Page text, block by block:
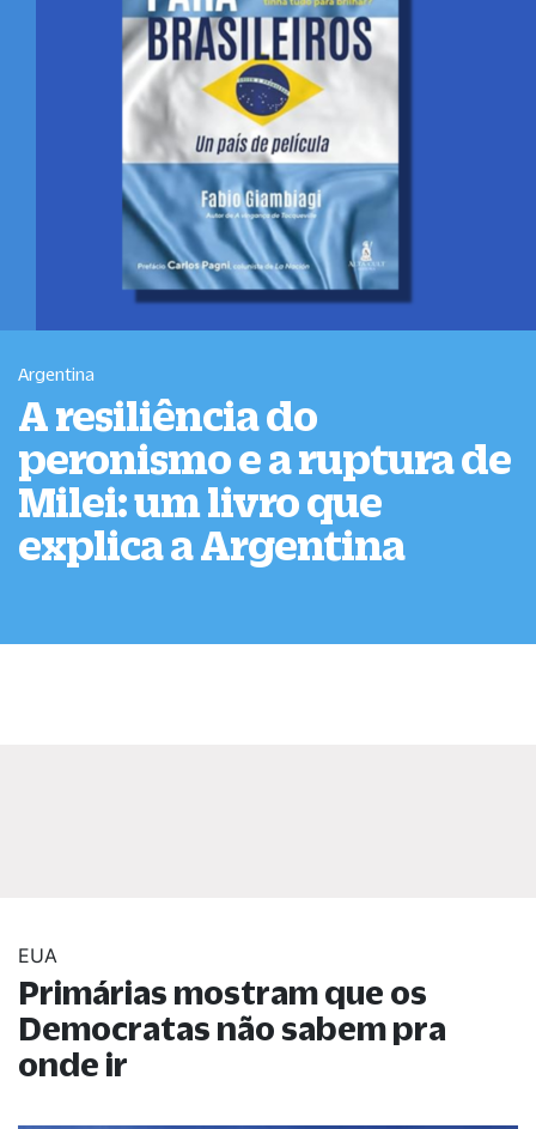
Argentina
A resiliência do
peronismo e a ruptura de
Milei: um livro que
explica a Argentina
EUA
Primárias mostram que os
Democratas não sabem pra
onde ir